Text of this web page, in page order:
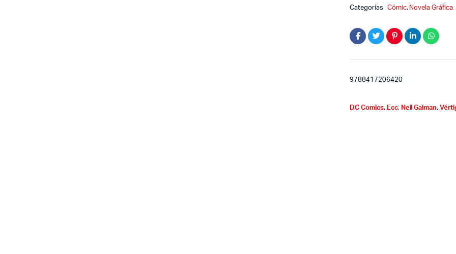
Categorías Cómic, Novela Gráfica
9788417206420
DC Comics, Ecc, Neil Gaiman,